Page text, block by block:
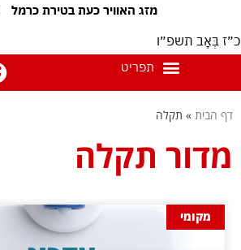
כ״ז בְּאָב תשפ״ו
דף הבית » תקלה
מדור תקלה
מקומי